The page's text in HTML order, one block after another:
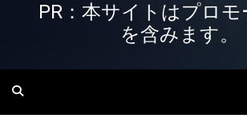
PR：本サイトはプロモ
を含みます。